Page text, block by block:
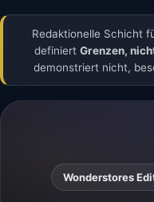
Redaktionelle Schicht
definiert Grenzen,
demonstriert nicht,
Wonderstores